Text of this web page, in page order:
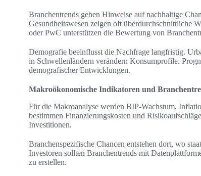
Branchentrends geben Hinweise auf nachhaltige
Gesundheitswesen zeigen oft überdurchschnittliche
oder PwC unterstützen die Bewertung von
Demografie beeinflusst die Nachfrage langfristig.
in Schwellenländern verändern Konsumprofile.
demografischer Entwicklungen.
Makroökonomische Indikatoren und
Für die Makroanalyse werden BIP-Wachstum,
bestimmen Finanzierungskosten und
Investitionen.
Branchenspezifische Chancen entstehen dort, wo
Investoren sollten Branchentrends mit
zu erstellen.